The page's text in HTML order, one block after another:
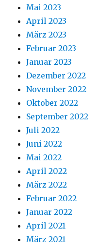
Mai 2023
April 2023
März 2023
Februar 2023
Januar 2023
Dezember 2022
November 2022
Oktober 2022
September 2022
Juli 2022
Juni 2022
Mai 2022
April 2022
März 2022
Februar 2022
Januar 2022
April 2021
März 2021